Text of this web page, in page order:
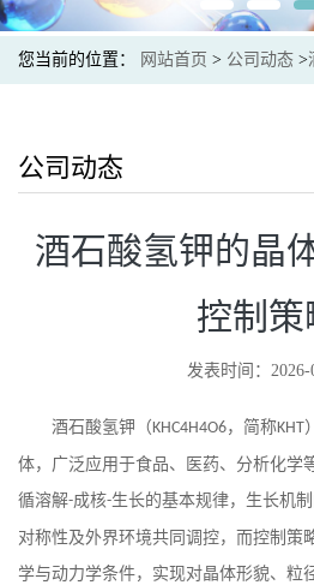
您当前的位置： 网站首页 > 公司动态 >
公司动态
酒石酸氢钾的晶
控制策
发表时间：2026-
酒石酸氢钾（KHC4H4O6，简称KHT
体，广泛应用于食品、医药、分析化学
循溶解-成核-生长的基本规律，生长机
对称性及外界环境共同调控，而控制策
学与动力学条件，实现对晶体形貌、粒